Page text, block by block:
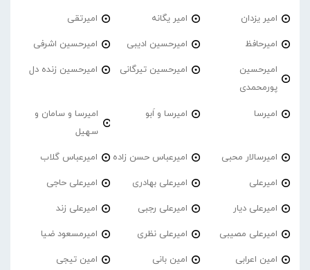
امیر یزدان امیر یگانه امیرتقی
امیرحافظ امیرحسین ادیبی امیرحسین اشرفی
امیرحسین
پورمحمدی
امیرحسین تیرگانی امیرحسین زنده دل
امیرسا امیرسا و اَبو
امیرسا و سامان و
سهیل
امیرسالار محبی امیرعباس حسن زاده امیرعباس گلاب
امیرعلی امیرعلی بهادری امیرعلی حاجی
امیرعلی دیار امیرعلی رجبی امیرعلی زند
امیرعلی مصیبی امیرعلی نظری امیرمسعود ضیا
امین اعرابی امین بانی امین تیجی